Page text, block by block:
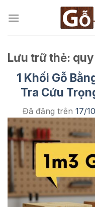
đến
Lưu trữ thẻ:
1 Khối Gỗ
Tra Cứu
Đã đăng trên 17/